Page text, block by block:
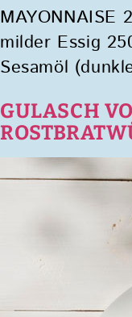
MAYONNAISE
milder Essig
Sesamöl
GULASCH